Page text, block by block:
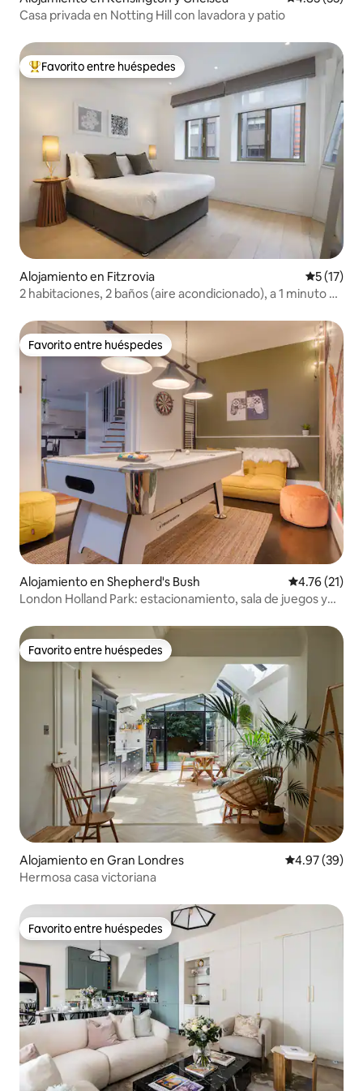
Casa privada en Notting Hill con lavadora y patio
Favorito entre huéspedes preferido
Favorito entre huéspedes
Alojamiento en Fitzrovia
5 (17)
2 habitaciones, 2 baños (aire acondicionado), a 1 minuto de
Favorito entre huéspedes
Favorito entre huéspedes
Alojamiento en Shepherd's Bush Calificación
4.76 (21)
London Holland Park: estacionamiento, sala de juegos y
Favorito entre huéspedes
Favorito entre huéspedes
Alojamiento en Gran Londres Calificación
4.97 (39)
Hermosa casa victoriana
Favorito entre huéspedes
Favorito entre huéspedes